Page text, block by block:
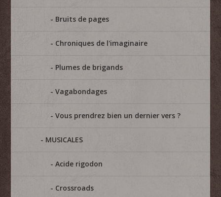
Bruits de pages
Chroniques de l'imaginaire
Plumes de brigands
Vagabondages
Vous prendrez bien un dernier vers ?
MUSICALES
Acide rigodon
Crossroads